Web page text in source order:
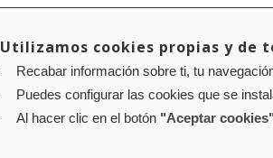
Utilizamos cookies propias y de
Recabar información sobre ti, tu
Puedes configurar las cookies que se
Al hacer clic en el botón "Aceptar cookies"